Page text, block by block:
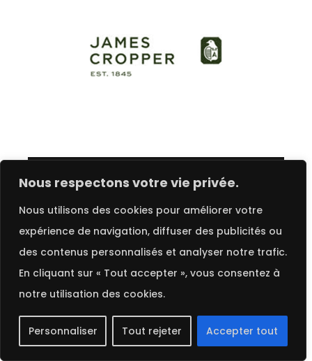
Nous respectons votre vie privée.
Nous utilisons des cookies pour améliorer votre
expérience de navigation, diffuser des publicités ou
des contenus personnalisés et analyser notre trafic.
En cliquant sur « Tout accepter », vous consentez à
notre utilisation des cookies.
Personnaliser Tout rejeter Accepter tout
Comet | James Cropper